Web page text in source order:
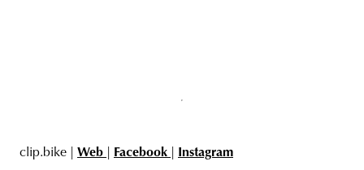
clip.bike | Web Facebook Instagram